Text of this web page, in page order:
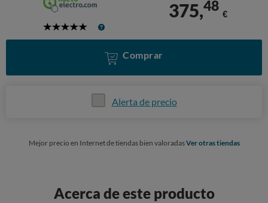
5
375,48
€
Comprar
Alerta de precio
Mejor precio en Internet de tiendas bien valoradasVer otras tiendas
Acerca de este producto